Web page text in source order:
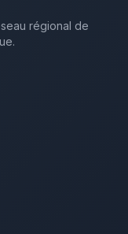
régional de